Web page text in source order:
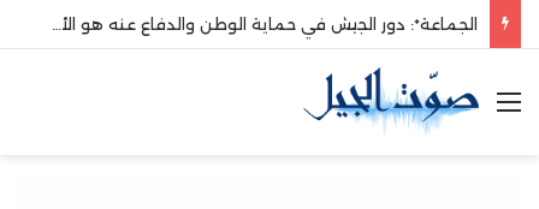
القائمة